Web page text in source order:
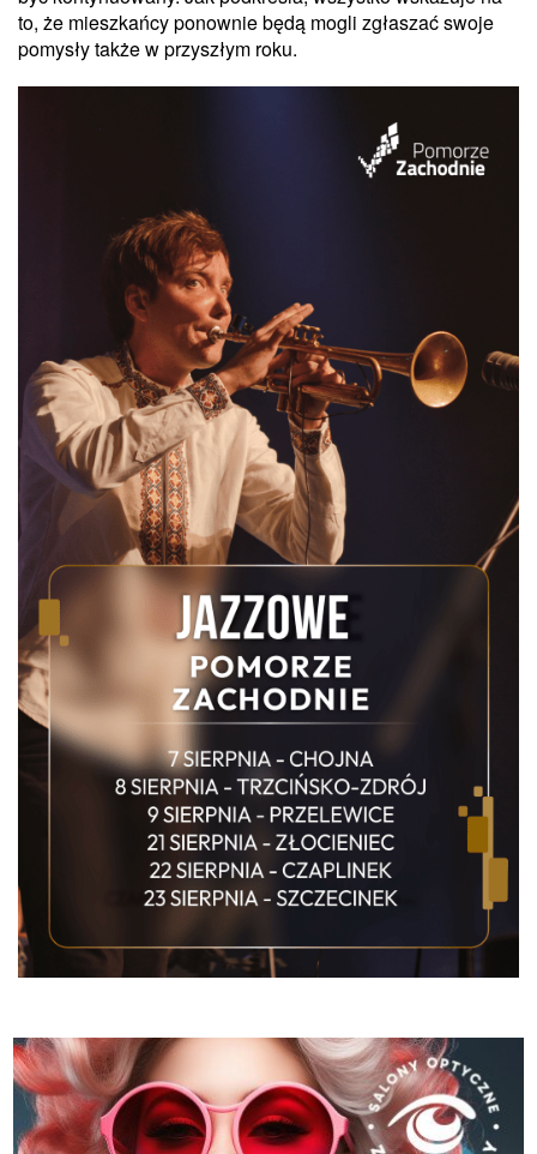
to, że mieszkańcy ponownie będą mogli zgłaszać swoje
pomysły także w przyszłym roku.